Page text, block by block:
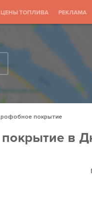
ЦЕНЫ ТОПЛИВА РЕКЛАМА
покрытие
в